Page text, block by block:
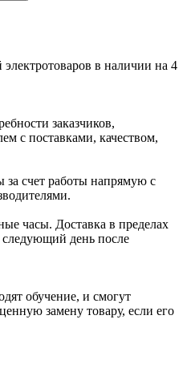
в наличии на 4
заказчиков,
с поставками, качеством,
счет работы напрямую с
часы. Доставка в пределах
следующий день после
обучение, и смогут
замену товару, если его